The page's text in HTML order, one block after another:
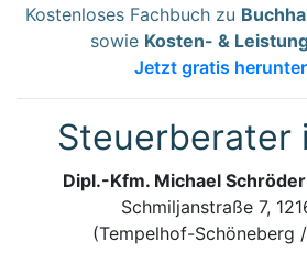
Kostenloses Fachbuch zu
sowie Kosten- &
Jetzt gratis
Steuerberater
Dipl.-Kfm. Michael Schröder
Schmiljanstraße 7,
(Tempelhof-Schöneberg